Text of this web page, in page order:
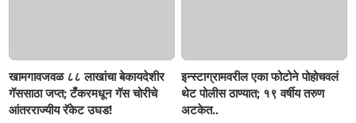
खामगावजवळ ८८ लाखांचा बेकायदेशीर
गॅससाठा जप्त; टँकरमधून गॅस चोरीचे
आंतरराज्यीय रॅकेट उघड!
इन्स्टाग्रामवरील एका फोटोने पोहोचवलं
थेट पोलीस ठाण्यात; १९ वर्षीय तरुण
अटकेत..